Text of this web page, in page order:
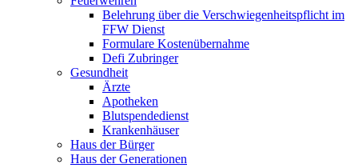
Belehrung über die Verschwiegenheitspflicht im
FFW Dienst
Formulare Kostenübernahme
Defi Zubringer
Gesundheit
Ärzte
Apotheken
Blutspendedienst
Krankenhäuser
Haus der Bürger
Haus der Generationen